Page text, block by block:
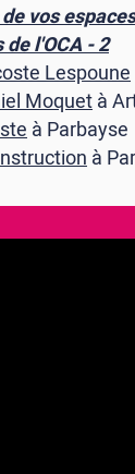
vos
l'OCA - 2
Lespoune
Moquetà
à Parbayse
à